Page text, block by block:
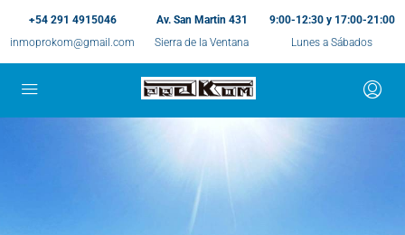
+54 291 4915046
inmoprokom@gmail.com
Av. San Martin 431
Sierra de la Ventana
9:00-12:30 y 17:00-21:00
Lunes a Sábados